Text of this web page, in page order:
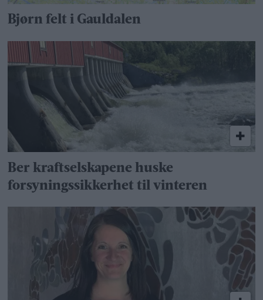
Bjørn felt i Gauldalen
Ber kraftselskapene huske
forsyningssikkerhet til vinteren